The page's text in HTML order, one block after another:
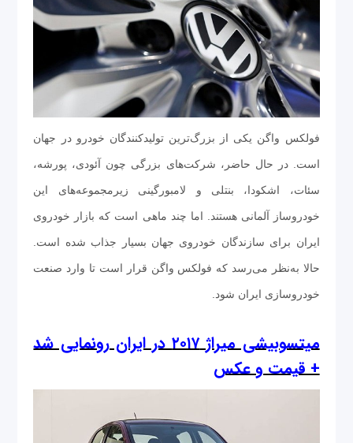
فولکس واگن یکی از بزرگ‌ترین تولید‌کنندگان خودرو در جهان
است. در حال حاضر، شرکت‌های بزرگی چون آئودی، پورشه،
سئات، اشکودا، بنتلی و لامبورگینی زیر‌مجموعه‌های این
خودروساز آلمانی هستند. اما چند ماهی است که بازار خودروی
ایران برای سازندگان خودروی جهان بسیار جذاب شده است.
حالا به‌نظر می‌رسد که فولکس واگن قرار است تا وارد صنعت
خودروسازی ایران شود.
میتسوبیشی میراژ ۲۰۱۷ در ایران رونمایی شد
+ قیمت و عکس